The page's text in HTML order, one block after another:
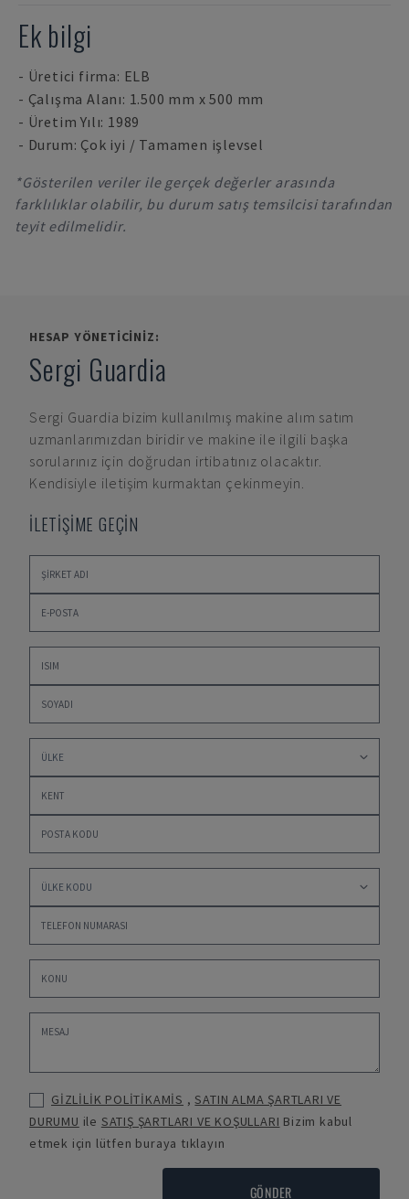
Ek bilgi
- Üretici firma: ELB
- Çalışma Alanı: 1.500 mm x 500 mm
- Üretim Yılı: 1989
- Durum: Çok iyi / Tamamen işlevsel
*Gösterilen veriler ile gerçek değerler arasında
farklılıklar olabilir, bu durum satış temsilcisi tarafından
teyit edilmelidir.
HESAP YÖNETICINIZ:
Sergi Guardia
Sergi Guardia bizim kullanılmış makine alım satım
uzmanlarımızdan biridir ve makine ile ilgili başka
sorularınız için doğrudan irtibatınız olacaktır.
Kendisiyle iletişim kurmaktan çekinmeyin.
İLETİŞİME GEÇİN
GİZLİLİK POLİTİKAMİS ,SATIN ALMA ŞARTLARI VE
DURUMU ile SATIŞ ŞARTLARI VE KOŞULLARI Bizim kabul
etmek için lütfen buraya tıklayın
GÖNDER